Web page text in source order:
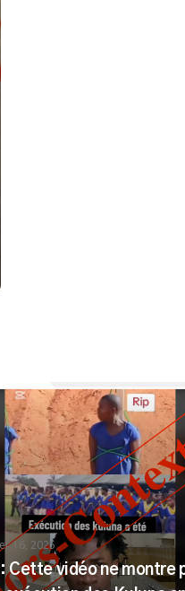
16, 2025
: Cette vidéo ne montre